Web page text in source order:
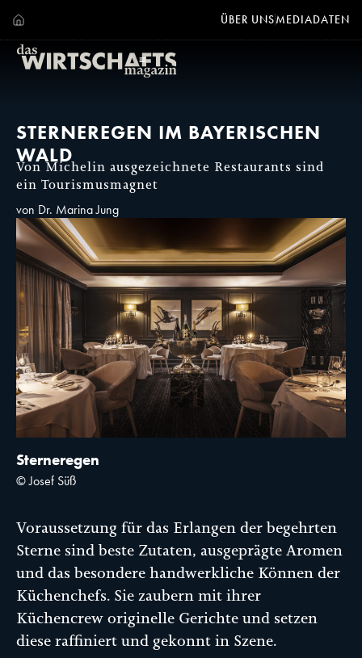
ÜBER UNSMEDIADATEN
STERNEREGEN IM BAYERISCHEN
WALD
Von Michelin ausgezeichnete Restaurants sind
ein Tourismusmagnet
von Dr. Marina Jung
Sterneregen
© Josef Süß
Voraussetzung für das Erlangen der begehrten
Sterne sind beste Zutaten, ausgeprägte Aromen
und das besondere handwerkliche Können der
Küchenchefs. Sie zaubern mit ihrer
Küchencrew originelle Gerichte und setzen
diese raffiniert und gekonnt in Szene.